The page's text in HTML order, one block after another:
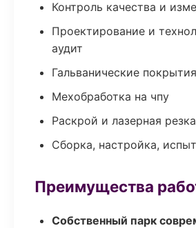
Контроль качества и
Проектирование и
аудит
Гальванические покрытия
Мехобработка на чпу
Раскрой и лазерная резка
Сборка, настройка,
Преимущества
Собственный парк